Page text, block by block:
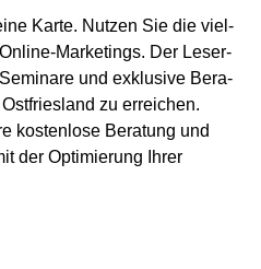
Kar­te. Nut­zen Sie die viel­
Mar­ke­tings. Der Lese­r­
und exklu­si­ve Bera­
zu errei­chen.
kos­ten­lo­se Bera­tung und
der Opti­mie­rung Ihrer